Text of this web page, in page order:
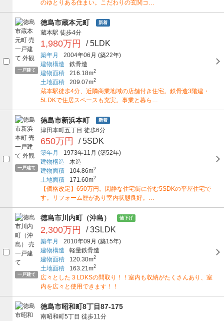
のゆとりある住まい。こだわりの玄関コ…
一戸建て
徳島市蔵本元町 新着
蔵本駅 徒歩4分
1,980万円 / 5LDK
築年月 2004年06月 (築22年)
建物構造
鉄骨造
建物面積
216.18m2
土地面積 209.07m2
蔵本駅徒歩4分、近隣商業地域の店舗付き住宅。鉄骨造3階建・
5LDKで住居スペースも充実。事業と暮ら…
一戸建て
徳島市新浜本町 新着
津田本町五丁目 徒歩6分
650万円 / 5SDK
築年月 1973年11月 (築52年)
建物構造
木造
建物面積
104.86m2
土地面積 171.60m2
【価格改定】650万円。閑静な住宅街に佇む5SDKの平屋住宅で
す。リフォーム歴があり室内状態良好。…
一戸建て
徳島市川内町（沖島） 値下げ
2,300万円 / 3SLDK
築年月 2010年09月 (築15年)
建物構造
軽量鉄骨造
建物面積
120.30m2
土地面積 163.21m2
広々とした３LDKSの間取り！！室内も収納がたくさんあり、室
内を広々と使用できます！！
徳島市昭和町8丁目87-175
南昭和町5丁目 徒歩11分